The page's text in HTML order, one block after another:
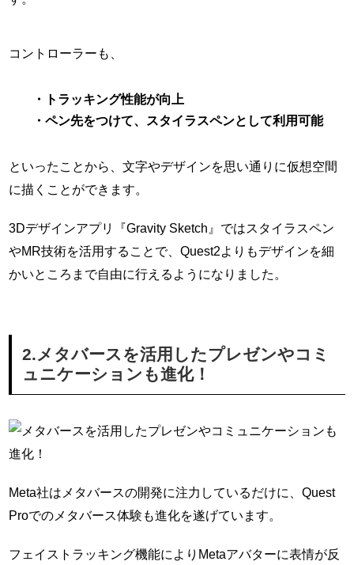
コントローラーも、
・トラッキング性能が向上
・ペン先をつけて、スタイラスペンとして利用可能
といったことから、文字やデザインを思い通りに仮想空間
に描くことができます。
3Dデザインアプリ『Gravity Sketch』ではスタイラスペン
やMR技術を活用することで、Quest2よりもデザインを細
かいところまで自由に行えるようになりました。
2.メタバースを活用したプレゼンやコミ
ュニケーションも進化！
Meta社はメタバースの開発に注力しているだけに、Quest
Proでのメタバース体験も進化を遂げています。
フェイストラッキング機能によりMetaアバターに表情が反